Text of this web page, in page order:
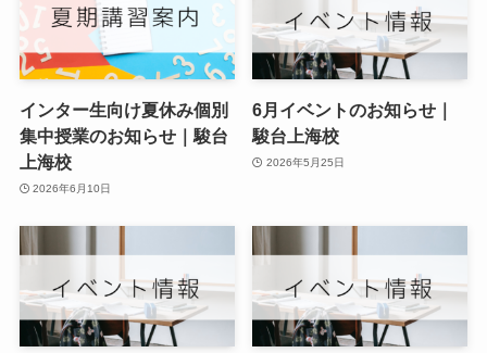
インター生向け夏休み個別
集中授業のお知らせ｜駿台
上海校
2026年6月10日
6月イベントのお知らせ｜
駿台上海校
2026年5月25日